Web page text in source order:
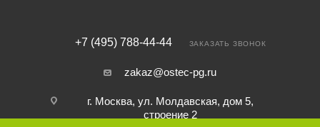
+7 (495) 788-44-44 ЗАКАЗАТЬ ЗВОНОК
zakaz@ostec-pg.ru
г. Москва, ул. Молдавская, дом 5,
строение 2